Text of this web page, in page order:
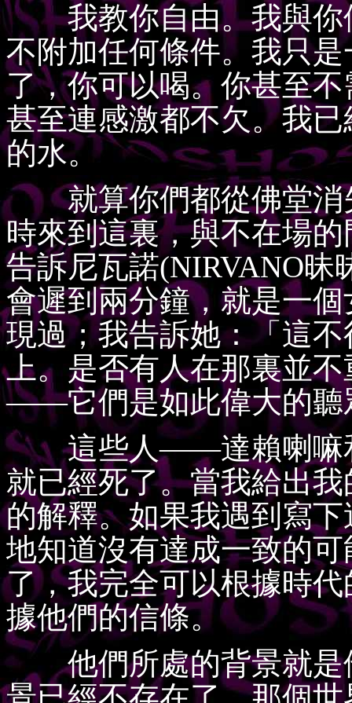
我教你自由。我與你
不附加任何條件。我只
了，你可以喝。你甚至
甚至連感激都不欠。我
的水。
就算你們都從佛堂消
時來到這裏，與不在場
告訴尼瓦諾(NIRVANO
會遲到兩分鐘，就是一
現過；我告訴她：「這
上。是否有人在那裏並
——它們是如此偉大的聽
這些人——達賴喇嘛和
就已經死了。當我給出
的解釋。如果我遇到寫
地知道沒有達成一致的
了，我完全可以根據時
據他們的信條。
他們所處的背景就是